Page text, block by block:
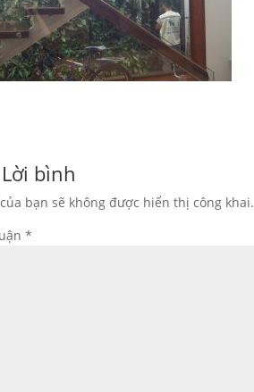
bình
bạn sẽ không được hiển thị công khai.
*